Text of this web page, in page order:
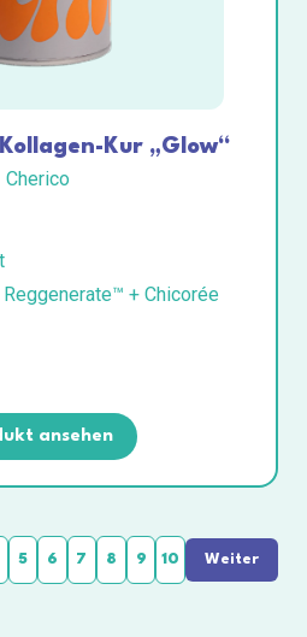
Kur „Glow“
Cherico
Reggenerate™ + Chicorée
ansehen
5 6 7 8 9 10 Weiter